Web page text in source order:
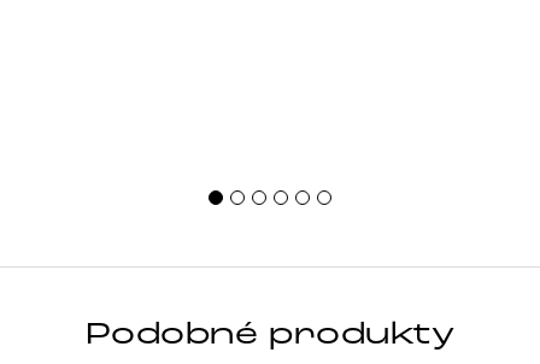
Podobné produkty